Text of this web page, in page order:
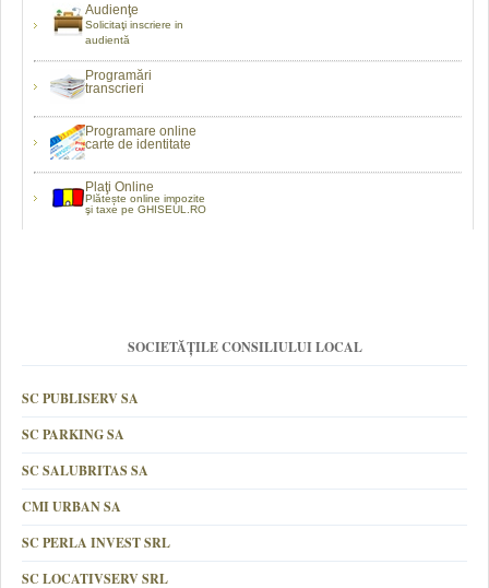
Audienţe
Solicitaţi inscriere in
audientă
Programări
transcrieri
Programare online
carte de identitate
Plaţi Online
Plătește online impozite
şi taxe pe GHISEUL.RO
SOCIETĂȚILE CONSILIULUI LOCAL
SC PUBLISERV SA
SC PARKING SA
SC SALUBRITAS SA
CMI URBAN SA
SC PERLA INVEST SRL
SC LOCATIVSERV SRL